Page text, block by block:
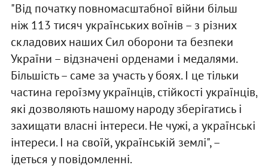
"Від початку повномасштабної війни більш
ніж 113 тисяч українських воїнів – з різних
складових наших Сил оборони та безпеки
України – відзначені орденами і медалями.
Більшість – саме за участь у боях. І це тільки
частина героїзму українців, стійкості українців,
які дозволяють нашому народу зберігатись і
захищати власні інтереси. Не чужі, а українські
інтереси. І на своїй, українській землі", –
ідеться у повідомленні.